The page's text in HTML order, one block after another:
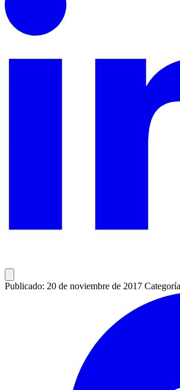
Publicado: 20 de noviembre de 2017